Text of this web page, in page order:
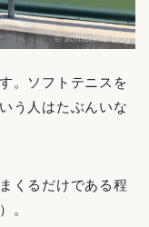
。ソフトテニスを
う人はたぶんいな
くるだけである程
。